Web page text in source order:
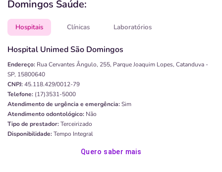
Domingos Saúde:
Hospitais Clínicas Laboratórios
Hospital Unimed São Domingos
Endereço: Rua Cervantes Ângulo, 255, Parque Joaquim Lopes, Catanduva -
SP, 15800640
CNPJ:45.118.429/0012-79
Telefone: (17)3531-5000
Atendimento de urgência e emergência:Sim
Atendimento odontológico: Não
Tipo de prestador:Terceirizado
Disponibilidade:Tempo Integral
Quero saber mais